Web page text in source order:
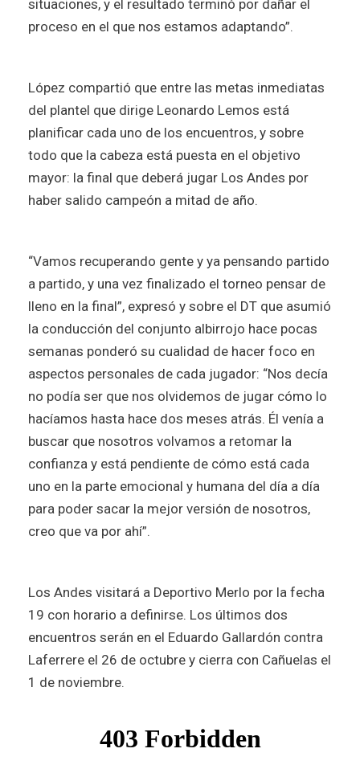
situaciones, y el resultado terminó por dañar el
proceso en el que nos estamos adaptando”.
López compartió que entre las metas inmediatas
del plantel que dirige Leonardo Lemos está
planificar cada uno de los encuentros, y sobre
todo que la cabeza está puesta en el objetivo
mayor: la final que deberá jugar Los Andes por
haber salido campeón a mitad de año.
“Vamos recuperando gente y ya pensando partido
a partido, y una vez finalizado el torneo pensar de
lleno en la final”, expresó y sobre el DT que asumió
la conducción del conjunto albirrojo hace pocas
semanas ponderó su cualidad de hacer foco en
aspectos personales de cada jugador: “Nos decía
no podía ser que nos olvidemos de jugar cómo lo
hacíamos hasta hace dos meses atrás. Él venía a
buscar que nosotros volvamos a retomar la
confianza y está pendiente de cómo está cada
uno en la parte emocional y humana del día a día
para poder sacar la mejor versión de nosotros,
creo que va por ahí”.
Los Andes visitará a Deportivo Merlo por la fecha
19 con horario a definirse. Los últimos dos
encuentros serán en el Eduardo Gallardón contra
Laferrere el 26 de octubre y cierra con Cañuelas el
1 de noviembre.